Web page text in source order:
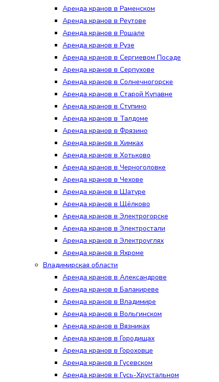
Аренда кранов в Раменском
Аренда кранов в Реутове
Аренда кранов в Рошале
Аренда кранов в Рузе
Аренда кранов в Сергиевом Посаде
Аренда кранов в Серпухове
Аренда кранов в Солнечногорске
Аренда кранов в Старой Купавне
Аренда кранов в Ступино
Аренда кранов в Талдоме
Аренда кранов в Фрязино
Аренда кранов в Химках
Аренда кранов в Хотьково
Аренда кранов в Черноголовке
Аренда кранов в Чехове
Аренда кранов в Шатуре
Аренда кранов в Щёлково
Аренда кранов в Электрогорске
Аренда кранов в Электростали
Аренда кранов в Электроуглях
Аренда кранов в Яхроме
Владимирская области
Аренда кранов в Александрове
Аренда кранов в Балакиреве
Аренда кранов в Владимире
Аренда кранов в Вольгинском
Аренда кранов в Вязниках
Аренда кранов в Городищах
Аренда кранов в Гороховце
Аренда кранов в Гусевском
Аренда кранов в Гусь-Хрустальном